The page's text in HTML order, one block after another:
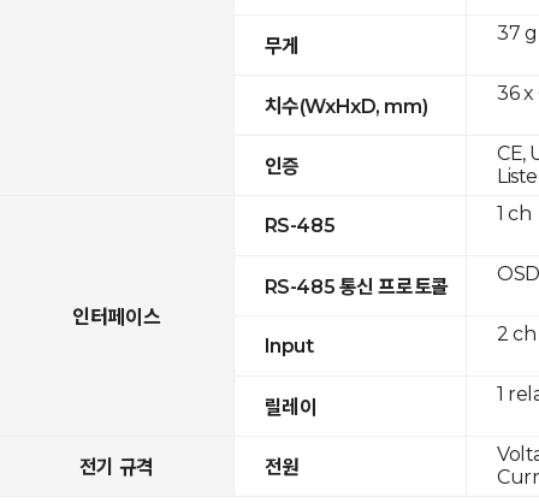
무게
치수(WxHxD, mm)
인증
인터페이스
RS-485
RS-485 통신 프로토콜
Input
릴레이
전기 규격 전원
37 g
36 x
CE,
1 ch
2 ch
1